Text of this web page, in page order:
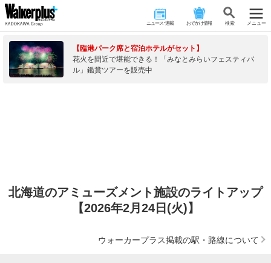
ニュース･連載 おでかけ情報 検 索 メニュー
【臨港パーク席と宿泊ホテルがセット】
花火を間近で堪能できる！「みなとみらいフェスティバ
ル」鑑賞ツアーを販売中
北海道のアミューズメント施設のライトアップ
【2026年2月24日(火)】
ウォーカープラス掲載の駅・路線について